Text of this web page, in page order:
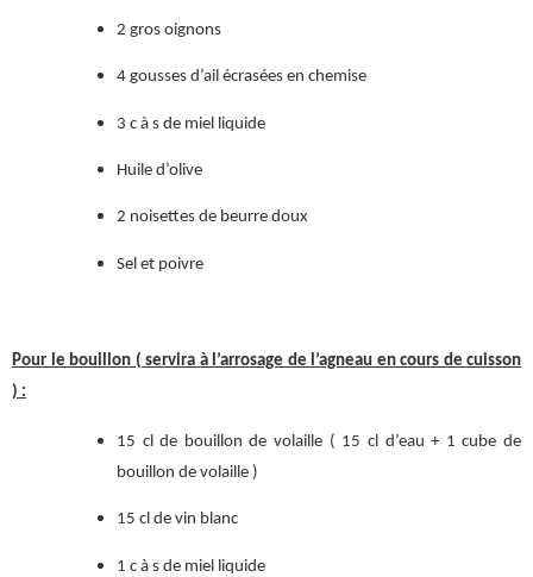
2 gros oignons
4 gousses d’ail écrasées en chemise
3 c à s de miel liquide
Huile d’olive
2 noisettes de beurre doux
Sel et poivre
Pour le bouillon ( servira à l’arrosage de l’agneau en cours de cuisson
) :
15 cl de bouillon de volaille ( 15 cl d’eau + 1 cube de
bouillon de volaille )
15 cl de vin blanc
1 c à s de miel liquide